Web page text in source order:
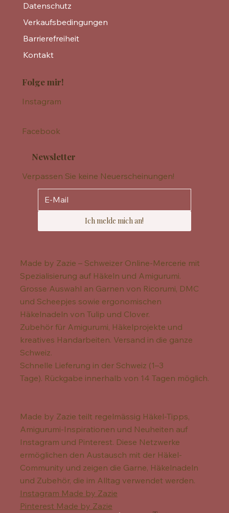
Datenschutz
Verkaufsbedingungen
Barrierefreiheit
Kontakt
Folge mir!
Instagram
Facebook
Newsletter
Verpassen Sie keine Neuerscheinungen!
Ich melde mich an!
Made by Zazie – Schweizer Online-Mercerie mit
Spezialisierung auf Häkeln und Amigurumi.
Grosse Auswahl an Garnen von Ricorumi, DMC
und Scheepjes sowie ergonomischen
Häkelnadeln von Tulip und Clover.
Zubehör für Amigurumi, Häkelprojekte und
kreatives Handarbeiten. Versand in die ganze
Schweiz.
Schnelle Lieferung in der Schweiz (1–3
Tage). Rückgabe innerhalb von 14 Tagen möglich.
Made by Zazie teilt regelmässig Häkel-Tipps,
Amigurumi-Inspirationen und Neuheiten auf
Instagram und Pinterest. Diese Netzwerke
ermöglichen den Austausch mit der Häkel-
Community und zeigen die Garne, Häkelnadeln
und Zubehör, die im Alltag verwendet werden.
Instagram Made by Zazie
Pinterest Made by Zazie